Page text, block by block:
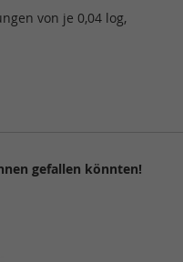
von je 0,04 log,
gefallen könnten!